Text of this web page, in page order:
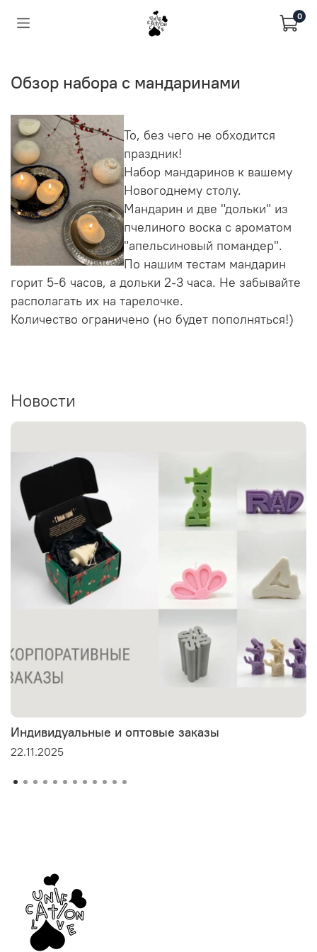
0
Обзор набора с мандаринами
То, без чего не обходится
праздник!
Набор мандаринов к вашему
Новогоднему столу.
Мандарин и две "дольки" из
пчелиного воска с ароматом
"апельсиновый помандер".
По нашим тестам мандарин
горит 5-6 часов, а дольки 2-3 часа. Не забывайте
располагать их на тарелочке.
Количество ограничено (но будет пополняться!)
Новости
Индивидуальные и оптовые заказы
22.11.2025